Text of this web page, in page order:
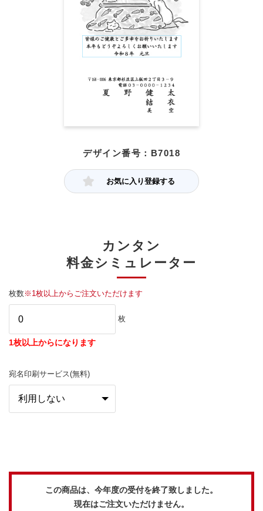
デザイン番号：B7018
お気に入り登録する
カンタン
料金シミュレーター
枚数※1枚以上からご注文いただけます
枚
1枚以上からになります
宛名印刷サービス(無料)
この商品は、今年度の受付を終了致しました。
現在はご注文いただけません。